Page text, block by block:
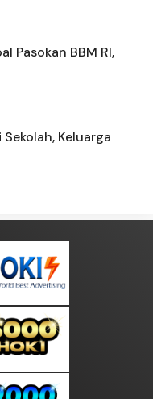
Pasokan BBM RI,
Keluarga